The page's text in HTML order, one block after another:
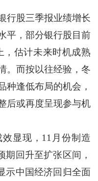
行股三季报业绩增长
平，部分银行股目前
，估计未来时机成熟
。而按以往经验，冬
种逢低布局的机会，
后或再度呈现参与机
显现，11月份制造
期回升至扩张区间，
示中国经济回归全面